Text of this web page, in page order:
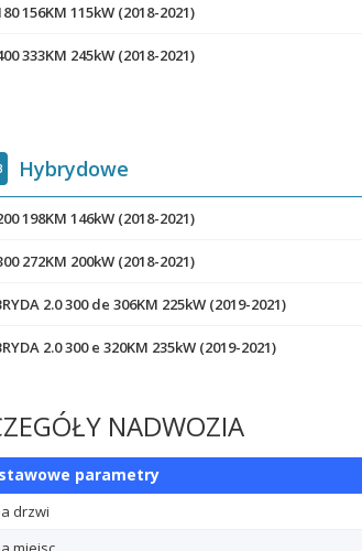
156KM 115kW (2018-2021)
333KM 245kW (2018-2021)
Hybrydowe
198KM 146kW (2018-2021)
272KM 200kW (2018-2021)
2.0 300 de 306KM 225kW (2019-2021)
2.0 300 e 320KM 235kW (2019-2021)
NADWOZIA
parametry
drzwi